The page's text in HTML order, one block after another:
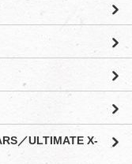
／ULTIMATE X-